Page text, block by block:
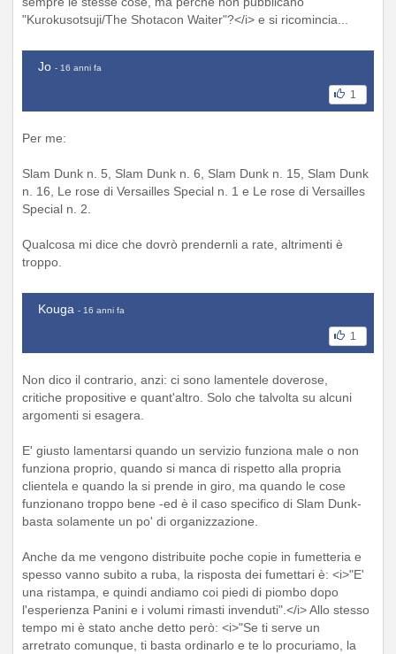
"Kurokusotsuji/The Shotacon Waiter"?</i> e si ricomincia...
Jo - 16 anni fa
1
Per me:
Slam Dunk n. 5, Slam Dunk n. 6, Slam Dunk n. 15, Slam Dunk
n. 16, Le rose di Versailles Special n. 1 e Le rose di Versailles
Special n. 2.
Qualcosa mi dice che dovrò prendernli a rate, altrimenti è
troppo.
Kouga - 16 anni fa
1
Non dico il contrario, anzi: ci sono lamentele doverose,
critiche propositive e quant'altro. Solo che talvolta su alcuni
argomenti si esagera.
E' giusto lamentarsi quando un servizio funziona male o non
funziona proprio, quando si manca di rispetto alla propria
clientela e quando la si prende in giro, ma quando le cose
funzionano troppo bene -ed è il caso specifico di Slam Dunk-
basta solamente un po' di organizzazione.
Anche da me vengono distribuite poche copie in fumetteria e
spesso vanno subito a ruba, la risposta dei fumettari è: <i>"E'
una ristampa, e quindi andiamo coi piedi di piombo dopo
l'esperienza Panini e i volumi rimasti invenduti".</i> Allo stesso
tempo mi è stato anche detto però: <i>"Se ti serve un
arretrato comunque, ti basta ordinarlo e te lo procuriamo, la